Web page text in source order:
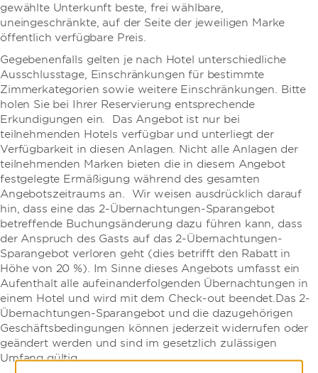
gewählte Unterkunft beste, frei wählbare,
uneingeschränkte, auf der Seite der jeweiligen Marke
öffentlich verfügbare Preis.
Gegebenenfalls gelten je nach Hotel unterschiedliche
Ausschlusstage, Einschränkungen für bestimmte
Zimmerkategorien sowie weitere Einschränkungen. Bitte
holen Sie bei Ihrer Reservierung entsprechende
Erkundigungen ein. Das Angebot ist nur bei
teilnehmenden Hotels verfügbar und unterliegt der
Verfügbarkeit in diesen Anlagen. Nicht alle Anlagen der
teilnehmenden Marken bieten die in diesem Angebot
festgelegte Ermäßigung während des gesamten
Angebotszeitraums an. Wir weisen ausdrücklich darauf
hin, dass eine das 2-Übernachtungen-Sparangebot
betreffende Buchungsänderung dazu führen kann, dass
der Anspruch des Gasts auf das 2-Übernachtungen-
Sparangebot verloren geht (dies betrifft den Rabatt in
Höhe von 20 %). Im Sinne dieses Angebots umfasst ein
Aufenthalt alle aufeinanderfolgenden Übernachtungen in
einem Hotel und wird mit dem Check-out beendet.Das 2-
Übernachtungen-Sparangebot und die dazugehörigen
Geschäftsbedingungen können jederzeit widerrufen oder
geändert werden und sind im gesetzlich zulässigen
Umfang gültig.